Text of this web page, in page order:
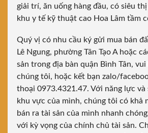
giải trí, ăn uống hàng đầu, có siêu
khu y tế kỹ thuật cao Hoa Lâm tầm
Quý vị có nhu cầu ký gửi mua bán
Lê Ngung, phường Tân Tạo A hoặc
sản trong địa bàn quận Bình Tân,
chúng tôi, hoặc kết bạn zalo/
thoại 0973.4321.47. Với năng lực và
khu vực của mình, chúng tôi có khả
bán ra tài sản của mình nhanh
với kỳ vọng của chính chủ tài sản.